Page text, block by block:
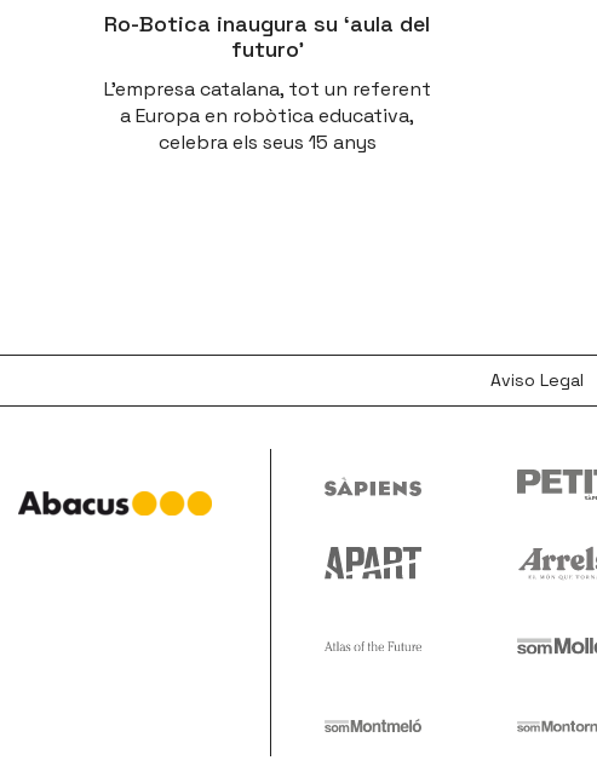
Ro-Botica inaugura su ‘aula del
futuro’
L'empresa catalana, tot un referent
a Europa en robòtica educativa,
celebra els seus 15 anys
Aviso Legal